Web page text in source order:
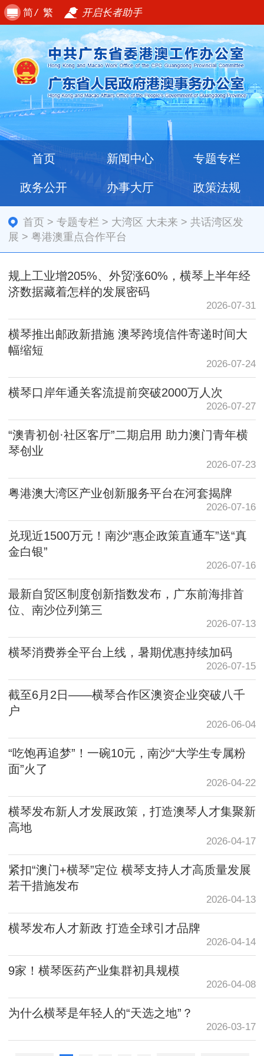
简/ 繁 开启长者助手
首页 新闻中心 专题专栏
政务公开 办事大厅 政策法规
首页 >专题专栏 > 大湾区 大未来 >共话湾区发
展 > 粤港澳重点合作平台
规上工业增205%、外贸涨60%，横琴上半年经
济数据藏着怎样的发展密码
2026-07-31
横琴推出邮政新措施 澳琴跨境信件寄递时间大
幅缩短
2026-07-24
横琴口岸年通关客流提前突破2000万人次
2026-07-27
“澳青初创·社区客厅”二期启用 助力澳门青年横
琴创业
2026-07-23
粤港澳大湾区产业创新服务平台在河套揭牌
2026-07-16
兑现近1500万元！南沙“惠企政策直通车”送“真
金白银”
2026-07-16
最新自贸区制度创新指数发布，广东前海排首
位、南沙位列第三
2026-07-13
横琴消费券全平台上线，暑期优惠持续加码
2026-07-15
截至6月2日——横琴合作区澳资企业突破八千
户
2026-06-04
“吃饱再追梦”！一碗10元，南沙“大学生专属粉
面”火了
2026-04-22
横琴发布新人才发展政策，打造澳琴人才集聚新
高地
2026-04-17
紧扣“澳门+横琴”定位 横琴支持人才高质量发展
若干措施发布
2026-04-13
横琴发布人才新政 打造全球引才品牌
2026-04-14
9家！横琴医药产业集群初具规模
2026-04-08
为什么横琴是年轻人的“天选之地”？
2026-03-17